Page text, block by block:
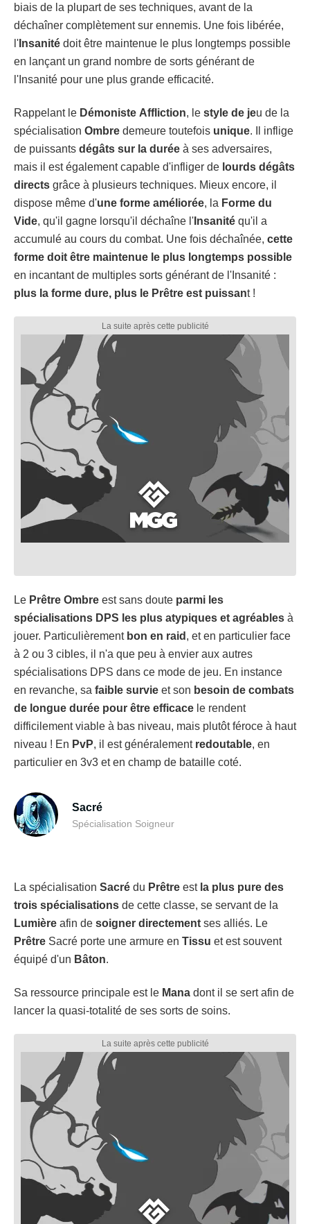
biais de la plupart de ses techniques, avant de la
déchaîner complètement sur ennemis. Une fois libérée,
l' Insanité doit être maintenue le plus longtemps possible
en lançant un grand nombre de sorts générant de
l'Insanité pour une plus grande efficacité.
Rappelant le Démoniste Affliction, le style de jeu de la
spécialisation Ombre demeure toutefois unique. Il inflige
de puissants dégâts sur la durée à ses adversaires,
mais il est également capable d'infliger de lourds dégâts
directs grâce à plusieurs techniques. Mieux encore, il
dispose même d'une forme améliorée, la Forme du
Vide, qu'il gagne lorsqu'il déchaîne l' Insanité qu'il a
accumulé au cours du combat. Une fois déchaînée, cette
forme doit être maintenue le plus longtemps possible
en incantant de multiples sorts générant de l'Insanité :
plus la forme dure, plus le Prêtre est puissant !
Le Prêtre Ombre est sans doute parmi les
spécialisations DPS les plus atypiques et agréables à
jouer. Particulièrement bon en raid , et en particulier face
à 2 ou 3 cibles, il n'a que peu à envier aux autres
spécialisations DPS dans ce mode de jeu. En instance
en revanche, sa faible survie et son besoin de combats
de longue durée pour être efficace le rendent
difficilement viable à bas niveau, mais plutôt féroce à haut
niveau ! En PvP, il est généralement redoutable, en
particulier en 3v3 et en champ de bataille coté.
Sacré
Spécialisation Soigneur
La spécialisation Sacré du Prêtre est la plus pure des
trois spécialisations de cette classe, se servant de la
Lumière afin de soigner directement ses alliés. Le
Prêtre Sacré porte une armure en Tissu et est souvent
équipé d'un Bâton.
Sa ressource principale est le Mana dont il se sert afin de
lancer la quasi-totalité de ses sorts de soins.